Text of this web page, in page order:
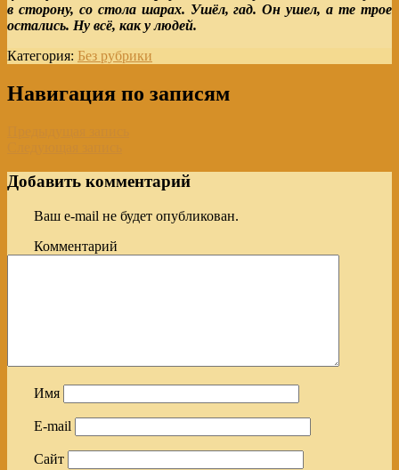
в сторону, со стола шарах. Ушёл, гад. Он ушел, а те трое
остались. Ну всё, как у людей.
Категория: Без рубрики
Навигация по записям
Добавить комментарий
Ваш e-mail не будет опубликован.
Комментарий
Имя
E-mail
Сайт